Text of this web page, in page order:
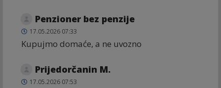
Penzioner bez penzije
17.05.2026 07:33
Kupujmo domaće, a ne uvozno
Prijedorčanin M.
17.05.2026 07:53